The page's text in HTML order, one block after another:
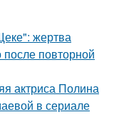
жертва
после повторной
актриса Полина
в сериале